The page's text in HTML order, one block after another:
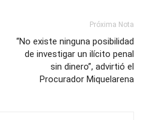
Próxima Nota
“No existe ninguna posibilidad
de investigar un ilícito penal
sin dinero”, advirtió el
Procurador Miquelarena